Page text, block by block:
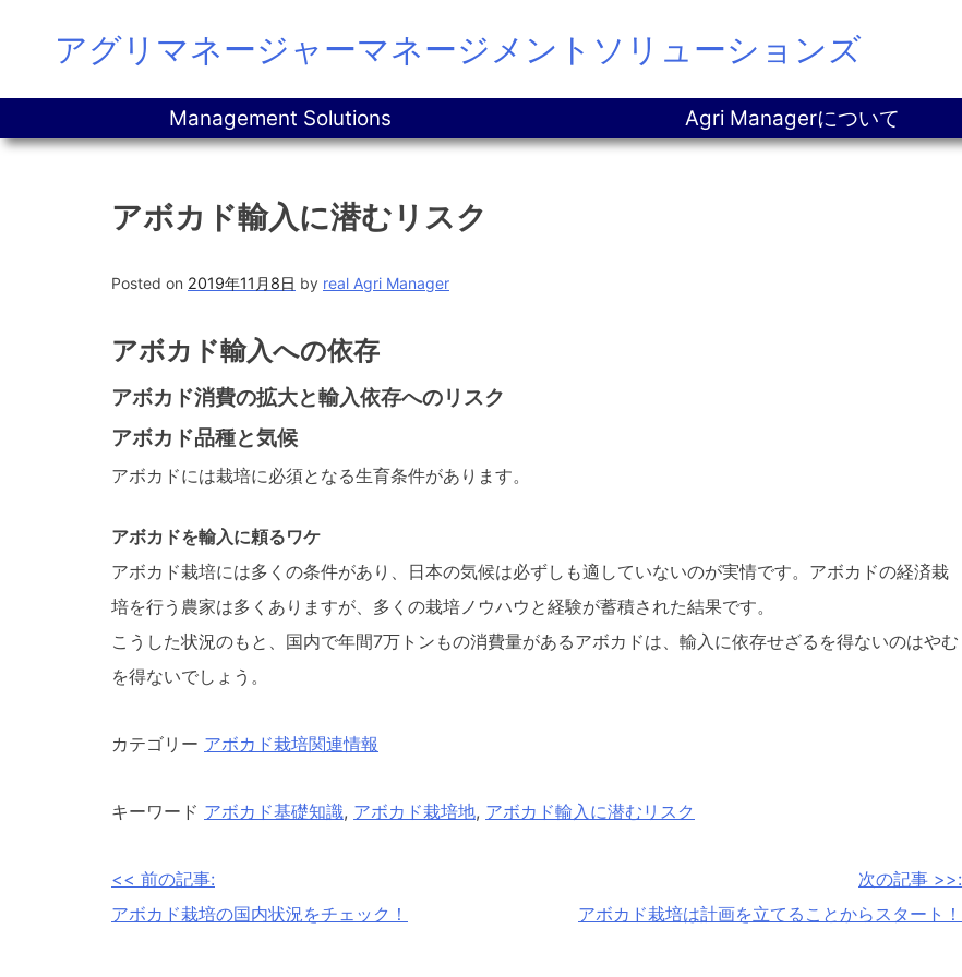
アグリマネージャーマネージメントソリューションズ
Management Solutions Agri Managerについて
アボカド輸入に潜むリスク
Posted on 2019年11月8日 by real Agri Manager
アボカド輸入への依存
アボカド消費の拡大と輸入依存へのリスク
アボカド品種と気候
アボカドには栽培に必須となる生育条件があります。
アボカドを輸入に頼るワケ
アボカド栽培には多くの条件があり、日本の気候は必ずしも適していないのが実情です。アボカドの経済栽
培を行う農家は多くありますが、多くの栽培ノウハウと経験が蓄積された結果です。
こうした状況のもと、国内で年間7万トンもの消費量があるアボカドは、輸入に依存せざるを得ないのはやむ
を得ないでしょう。
カテゴリー アボカド栽培関連情報
キーワード アボカド基礎知識, アボカド栽培地, アボカド輸入に潜むリスク
投
<< 前の記事:
アボカド栽培の国内状況をチェック！
次の記事 >>:
アボカド栽培は計画を立てることからスタート！